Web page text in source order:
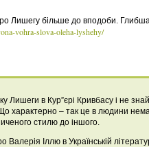
Лишегу більше до вподоби.
vohra-slova-oleha-lyshehy/
Лишеги в Кур”єрі Кривбасу і не
Що характерно – так це в людини
стилю до іншого.
Валерія Іллю в Українській